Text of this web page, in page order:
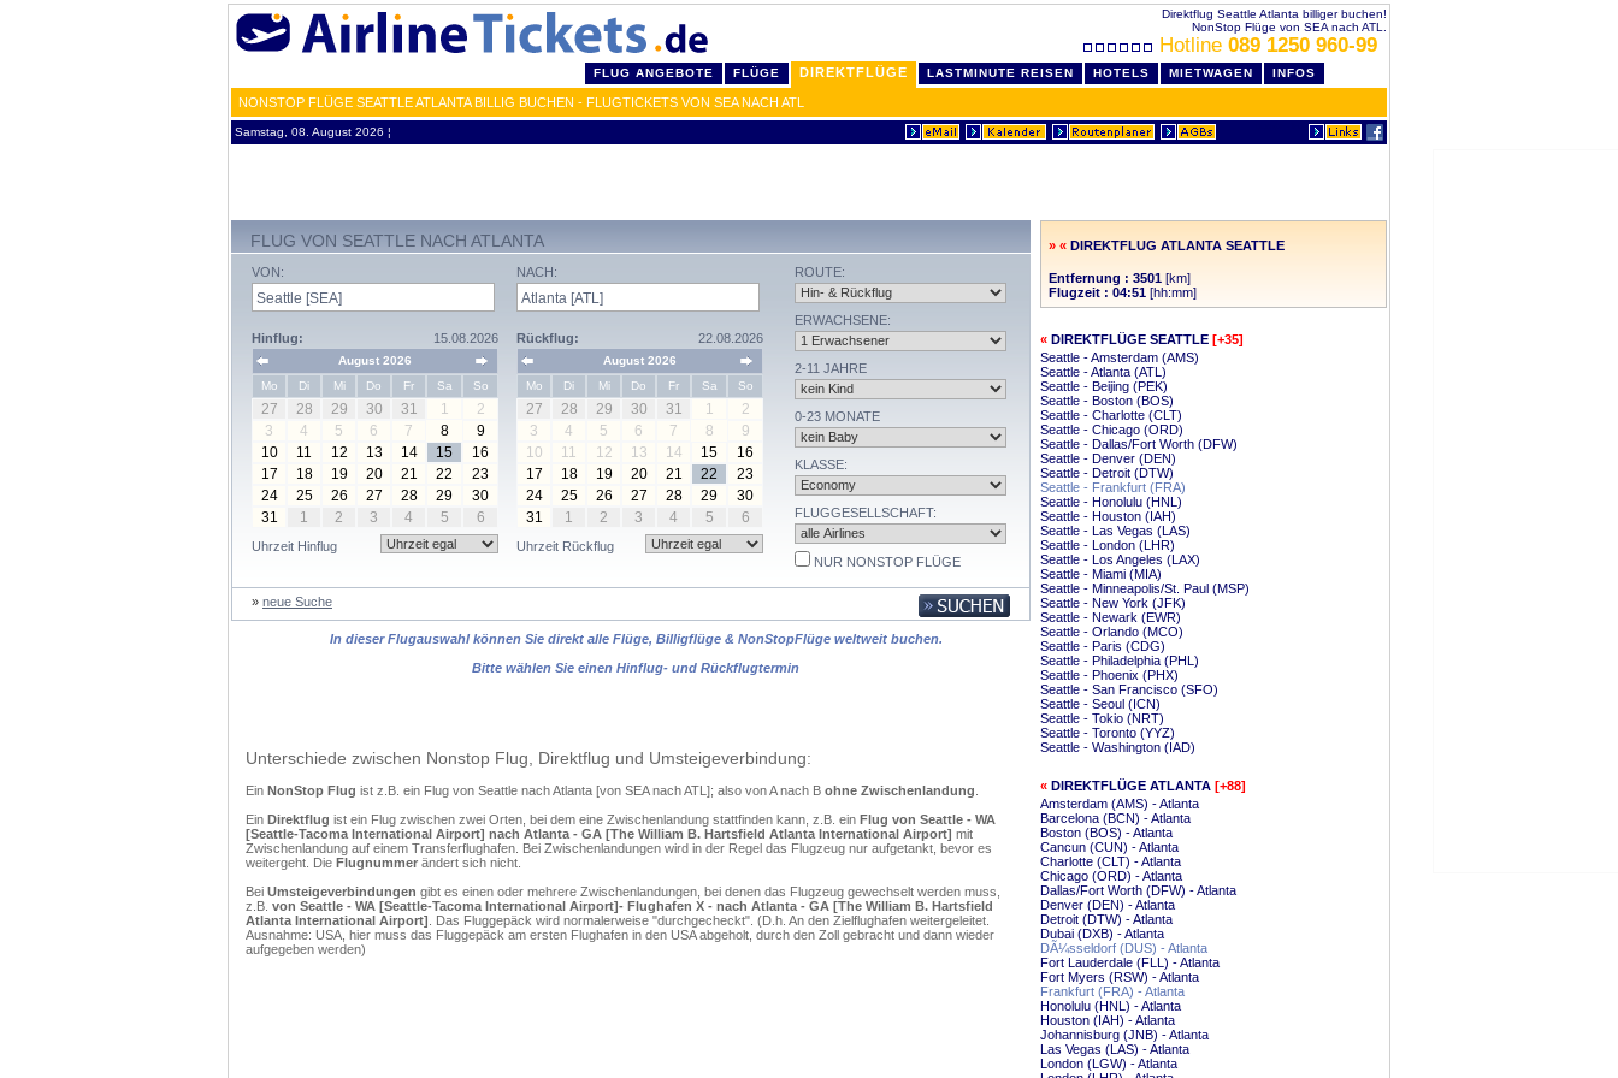
Direktflug Seattle Atlanta billiger buchen!
NonStop Flüge von SEA nach ATL.
Hotline 089 1250 960-99
FLUG ANGEBOTE FLÜGE DIREKTFLÜGE LASTMINUTE REISEN HOTELS MIETWAGEN INFOS
NONSTOP FLÜGE SEATTLE ATLANTA BILLIG BUCHEN - FLUGTICKETS VON SEA NACH ATL
Samstag, 08. August 2026 ¦
FLUG VON SEATTLE NACH ATLANTA
VON:
Hinflug: 15.08.2026
August 2026
Mo
Di Mi Do Fr Sa So
27 28 29 30 31 1
2
3
4 5 6 7 8
9
10
11 12 13 14 15
16
17
18 19 20 21 22
23
24
25 26 27 28 29
30
31
1 2 3 4 5 6
Uhrzeit Hinflug
NACH:
Rückflug: 22.08.2026
August 2026
Mo
Di Mi Do Fr Sa So
27 28 29 30 31 1
2
3
4 5 6 7 8
9
10
11 12 13 14 15
16
17
18 19 20 21 22
23
24
25 26 27 28 29
30
31
1 2 3 4 5 6
Uhrzeit Rückflug
ROUTE:
ERWACHSENE:
2-11 JAHRE
0-23 MONATE
KLASSE:
FLUGGESELLSCHAFT:
NUR NONSTOP FLÜGE
» neue Suche
In dieser Flugauswahl können Sie direkt alle Flüge, Billigflüge & NonStopFlüge weltweit buchen.
Bitte wählen Sie einen Hinflug- und Rückflugtermin
Unterschiede zwischen Nonstop Flug, Direktflug und Umsteigeverbindung:
Ein NonStop Flug ist z.B. ein Flug von Seattle nach Atlanta [von SEA nach ATL]; also von A nach B ohne Zwischenlandung
Ein Direktflug ist ein Flug zwischen zwei Orten, bei dem eine Zwischenlandung stattfinden kann, z.B. ein Flug von Seattle - WA
[Seattle-Tacoma International Airport] nach Atlanta - GA [The William B. Hartsfield Atlanta International Airport] mit
Zwischenlandung auf einem Transferflughafen. Bei Zwischenlandungen wird in der Regel das Flugzeug nur aufgetankt, bevor es
weitergeht. Die Flugnummer ändert sich nicht.
Bei Umsteigeverbindungen gibt es einen oder mehrere Zwischenlandungen, bei denen das Flugzeug gewechselt werden muss,
z.B. von Seattle - WA [Seattle-Tacoma International Airport]- Flughafen X - nach Atlanta - GA [The William B. Hartsfield
Atlanta International Airport] . Das Fluggepäck wird normalerweise "durchgecheckt". (D.h. An den Zielflughafen weitergeleitet.
Ausnahme: USA, hier muss das Fluggepäck am ersten Flughafen in den USA abgeholt, durch den Zoll gebracht und dann wieder
aufgegeben werden)
» « DIREKTFLUG ATLANTA SEATTLE
Entfernung : 3501 [km]
Flugzeit : 04:51 [hh:mm]
« DIREKTFLÜGE SEATTLE [+35]
Seattle - Amsterdam (AMS)
Seattle - Atlanta (ATL)
Seattle - Beijing (PEK)
Seattle - Boston (BOS)
Seattle - Charlotte (CLT)
Seattle - Chicago (ORD)
Seattle - Dallas/Fort Worth (DFW)
Seattle - Denver (DEN)
Seattle - Detroit (DTW)
Seattle - Frankfurt (FRA)
Seattle - Honolulu (HNL)
Seattle - Houston (IAH)
Seattle - Las Vegas (LAS)
Seattle - London (LHR)
Seattle - Los Angeles (LAX)
Seattle - Miami (MIA)
Seattle - Minneapolis/St. Paul (MSP)
Seattle - New York (JFK)
Seattle - Newark (EWR)
Seattle - Orlando (MCO)
Seattle - Paris (CDG)
Seattle - Philadelphia (PHL)
Seattle - Phoenix (PHX)
Seattle - San Francisco (SFO)
Seattle - Seoul (ICN)
Seattle - Tokio (NRT)
Seattle - Toronto (YYZ)
Seattle - Washington (IAD)
« DIREKTFLÜGE ATLANTA [+88]
Amsterdam (AMS) - Atlanta
Barcelona (BCN) - Atlanta
Boston (BOS) - Atlanta
Cancun (CUN) - Atlanta
Charlotte (CLT) - Atlanta
Chicago (ORD) - Atlanta
Dallas/Fort Worth (DFW) - Atlanta
Denver (DEN) - Atlanta
Detroit (DTW) - Atlanta
Dubai (DXB) - Atlanta
DÃ¼sseldorf (DUS) - Atlanta
Fort Lauderdale (FLL) - Atlanta
Fort Myers (RSW) - Atlanta
Frankfurt (FRA) - Atlanta
Honolulu (HNL) - Atlanta
Houston (IAH) - Atlanta
Johannisburg (JNB) - Atlanta
Las Vegas (LAS) - Atlanta
London (LGW) - Atlanta